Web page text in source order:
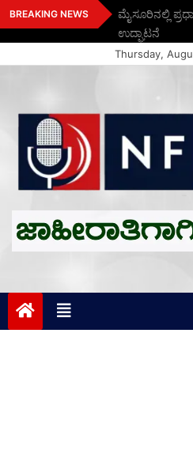
Skip
to
BREAKING NEWS
ಪದಕ
ಮೈಸೂರಿನಲ್ಲಿ
ಉದ್ಘಾಟನೆ
Thursday,
Newsroom